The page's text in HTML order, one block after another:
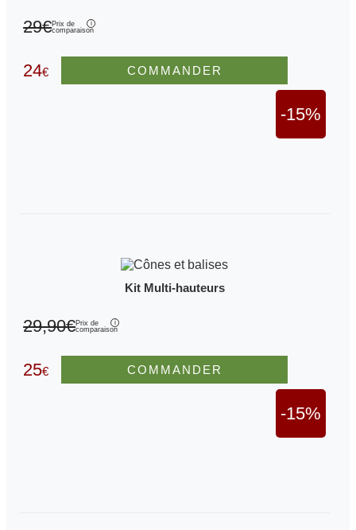
29€Prix de
comparaison
24€
-15%
COMMANDER
Kit Multi-hauteurs
29,90€Prix de
comparaison
25€
-15%
COMMANDER